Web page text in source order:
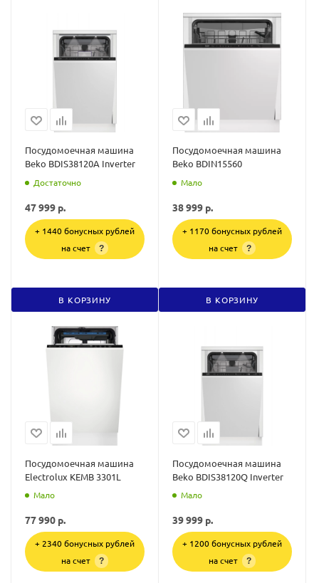
Посудомоечная машина
Beko BDIS38120A Inverter
Достаточно
47 999 р.
+ 1440 бонусных рублей
на счет
?
В КОРЗИНУ
Посудомоечная машина
Beko BDIN15560
Мало
38 999 р.
+ 1170 бонусных рублей
на счет
?
В КОРЗИНУ
Посудомоечная машина
Electrolux KEMB 3301L
Мало
77 990 р.
+ 2340 бонусных рублей
на счет
?
Посудомоечная машина
Beko BDIS38120Q Inverter
Мало
39 999 р.
+ 1200 бонусных рублей
на счет
?